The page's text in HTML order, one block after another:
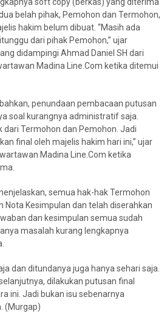
belah pihak, Pemohon dan Termohon,
hakim belum dibuat. “Masih ada
dari pihak Pemohon,” ujar
didampingi Ahmad Daniel SH dari
Madina Line.Com ketika ditemui
penundaan pembacaan putusan
soal kurangnya administratif saja.
dari Termohon dan Pemohon. Jadi
final oleh majelis hakim hari ini,” ujar
Madina Line.Com ketika
semua hak-hak Termohon
Nota Kesimpulan dan telah diserahkan
dan kesimpulan semua sudah
masalah kurang lengkapnya
dan ditundanya juga hanya sehari saja.
dilakukan putusan final
ini. Jadi bukan isu sebenarnya
(Murgap)